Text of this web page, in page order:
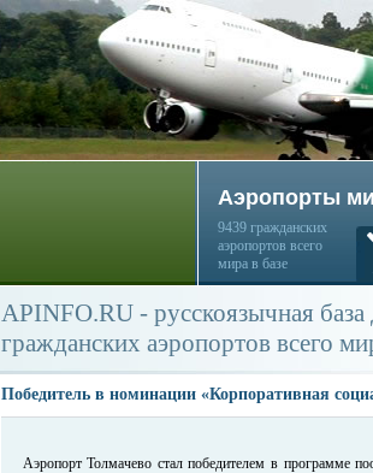
Аэропорты
9439 гражданских
аэропортов всего
мира в базе
APINFO.RU - русскоязычная
гражданских аэропортов всего
Победитель в номинации «Корпоративная
Аэропорт Толмачево стал победителем в программе